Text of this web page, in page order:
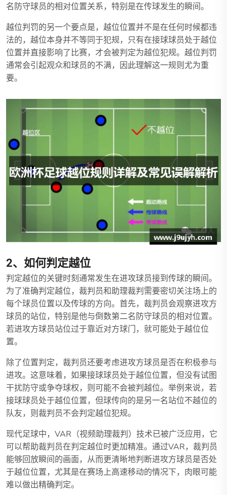
名防守球员的相对位置关系，特别是在传球发生的瞬间。
越位判罚的另一个要点是，越位位置并不是在任何时候都违
法的，越位本身并不等同于犯规，只有在接球球员处于越位
位置并直接影响了比赛，才会被判定为越位犯规。越位判罚
通常会引起观众和球员的不满，因此理解这一规则尤为重
要。
2、如何判定越位
判定越位的关键时刻通常发生在进攻球员接到传球的瞬间。
为了准确判定越位，裁判员和助理裁判需要密切关注场上的
每个球员位置以及传球的方向。首先，裁判员会观察进攻方
球员的站位，特别是他与倒数第二名防守球员的相对位置。
若进攻方球员站位过于靠近对方球门，就可能处于越位位
置。
除了位置判定，裁判员还要考虑进攻方球员是否在积极参与
进攻。这意味着，如果接球球员处于越位位置，但没有试图
干扰防守或争夺球权，则可能不会被判越位。举例来说，若
接球球员处于越位位置，但球传向的是另一名站位不越位的
队友，则裁判员不会判定越位犯规。
现代足球中，VAR（视频助理裁判）技术已被广泛应用，它
可以帮助裁判员在判定越位时更加精准。通过VAR，裁判员
能够回放瞬间的画面，从而更清晰地判断进攻方球员是否处
于越位位置，尤其是在赛场上高速移动的情况下，肉眼可能
难以做出精确判定。